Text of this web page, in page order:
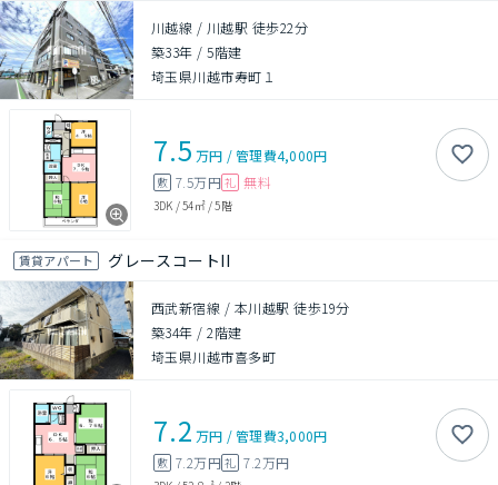
川越線 / 川越駅 徒歩22分
築33年 /5階建
埼玉県川越市寿町１
7.5 万円 /管理費4,000円
敷 7.5万円 礼 無料
3DK /54㎡/5階
賃貸アパート グレースコートII
西武新宿線 / 本川越駅 徒歩19分
築34年 /2階建
埼玉県川越市喜多町
7.2 万円 /管理費3,000円
敷 7.2万円礼 7.2万円